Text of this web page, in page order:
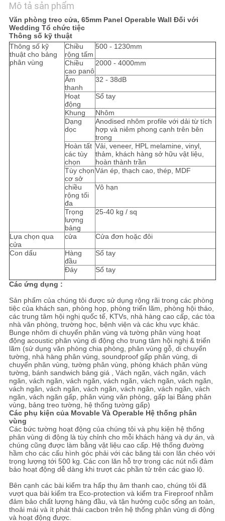
SƠ
ĐỒ
TRANG
WEB
Mô tả sản phẩm
Văn phòng treo cửa, 65mm Panel Operable Wall Đối với
Wedding Tổ chức tiệc
Thông số kỹ thuật
Thông số kỹ
thuật cho bảng
phân vùng
Chiều
rộng tấm
500 - 1230mm
Chiều
cao panô
2000 - 4000mm
Âm
thanh
32 - 38dB
Hoạt
động
Sổ tay
Khung
Nhôm
Dạng
dọc
Anodised nhôm profile với dải từ tích
hợp và niêm phong cạnh trên bên
trong
Hoàn tất
các tùy
chọn
Vải, veneer, HPL melamine, vinyl,
thảm, khách hàng sở hữu vật liệu,
hoàn thành trần
Tùy chọn
cơ sở
Ván ép, thạch cao, thép, MDF
chiều
rộng tối
đa
Vô hạn
Trọng
lượng
bảng
25-40 kg / sq
Lựa chọn qua
cửa
cửa Cửa đơn hoặc đôi
Con dấu
Hàng
đầu
Sổ tay
Đáy
Sổ tay
Các ứng dụng :
Sản phẩm của chúng tôi được sử dụng rộng rãi trong các phòng
tiệc của khách sạn, phòng họp, phòng triển lãm, phòng hội thảo,
các trung tâm hội nghị quốc tế, KTVs, nhà hàng cao cấp, các tòa
nhà văn phòng, trường học, bệnh viện và các khu vực khác.
Bunge nhôm di chuyển phân vùng và tường phân vùng hoạt
động acoustic phân vùng di động cho trung tâm hội nghị & triển
lãm (sử dụng văn phòng chia phòng, phân vùng gỗ, di chuyển
tường, nhà hàng phân vùng, soundproof gấp phân vùng, di
chuyển phân vùng, tường phân vùng, phòng khách phân vùng
tường, bánh sandwich bảng giá , Vách ngăn, vách ngăn, vách
ngăn, vách ngăn, vách ngăn, vách ngăn, vách ngăn, vách ngăn,
vách ngăn, vách ngăn, vách ngăn, vách ngăn, vách ngăn, vách
ngăn, vách ngăn gấp, phân vùng văn phòng, gấp lại Bảng phân
vùng, bảng treo tường, hệ thống tường gấp)
Các phụ kiện của Movable Và Operable Hệ thống phân
vùng
Các bức tường hoạt động của chúng tôi và phụ kiện hệ thống
phân vùng di động là tùy chỉnh cho mỗi khách hàng và dự án, và
chúng cũng được làm bằng vật liệu cao cấp. Hệ thống đường
hầm cho các cấu hình góc phải với các băng tải con lăn chéo với
trọng lượng tới 500 kg. Các con lăn hỗ trợ trong các nút nối đảm
bảo hoạt động dễ dàng khi trượt các phần tử trên các giao lộ.
Bên cạnh các bài kiểm tra hấp thụ âm thanh cao, chúng tôi đã
vượt qua bài kiểm tra Eco-protection và kiểm tra Fireproof nhằm
đảm bảo chất lượng hàng đầu, và tận hưởng cuộc sống an toàn,
thoải mái và ít phát thải cacbon trên hệ thống phân vùng di động
và hoạt động được.